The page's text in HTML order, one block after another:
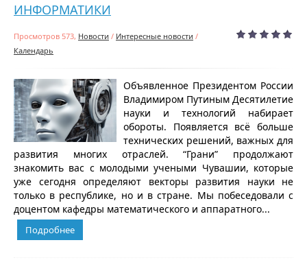
ИНФОРМАТИКИ
Просмотров 573, Новости / Интересные новости /
Календарь
Объявленное Президентом России
Владимиром Путиным Десятилетие
науки и технологий набирает
обороты. Появляется всё больше
технических решений, важных для
развития многих отраслей. “Грани” продолжают
знакомить вас с молодыми учеными Чувашии, которые
уже сегодня определяют векторы развития науки не
только в республике, но и в стране. Мы побеседовали с
доцентом кафедры математического и аппаратного...
Подробнее